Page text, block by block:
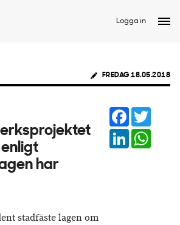
Logga in
FREDAG 18.05.2018
har
Facebook
LinkedIn
stadfäste lagen om